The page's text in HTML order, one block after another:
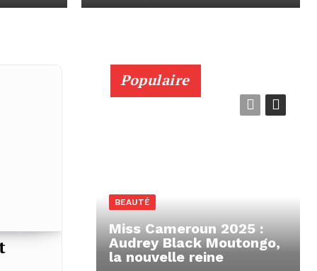
Populaire
BEAUTÉ
Miss Cameroun 2025 :
Audrey Black Moutongo,
la nouvelle reine